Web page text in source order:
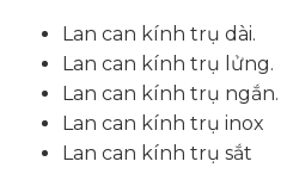
Lan can kính trụ dài.
Lan can kính trụ lửng.
Lan can kính trụ ngắn.
Lan can kính trụ inox
Lan can kính trụ sắt